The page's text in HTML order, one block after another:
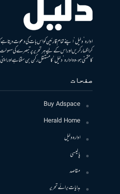
ادارہ ’دلیل‘ اپنے تمام قارئین کو اس بات کی دعوت دیتا
کر اظہار کریں اور اس کے لیے ہر تحریر پر تبصرے کی
کا متمنی ہو، وہ ادارہ ’دلیل‘ کا مستقل رکن بن سکتا ہے اور
صفحات
Buy Adspace
Herald Home
ادارہ دلیل
پالیسی
مقاصد
ہدایات برائے تحریر